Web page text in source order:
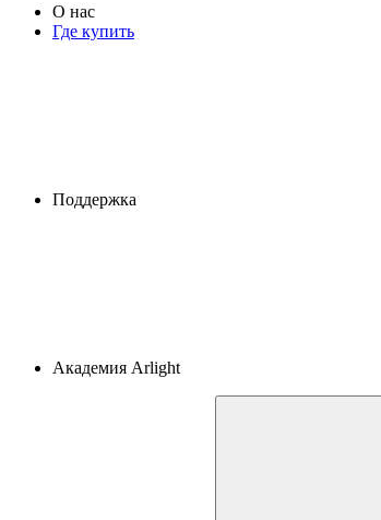
О нас
Где купить
Поддержка
Академия Arlight